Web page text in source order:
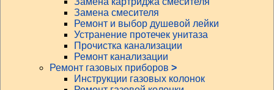
Замена смесителя
Ремонт и выбор душевой лейки
Устранение протечек унитаза
Прочистка канализации
Ремонт канализации
Ремонт газовых приборов >
Инструкции газовых колонок